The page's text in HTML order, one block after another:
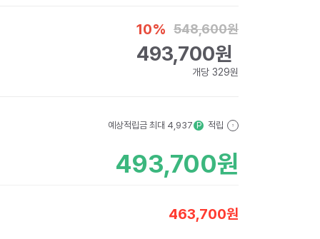
10% 548,600원
493,700원
개당 329원
예상적립금 최대 4,937 P 적립 ?
493,700원
463,700원